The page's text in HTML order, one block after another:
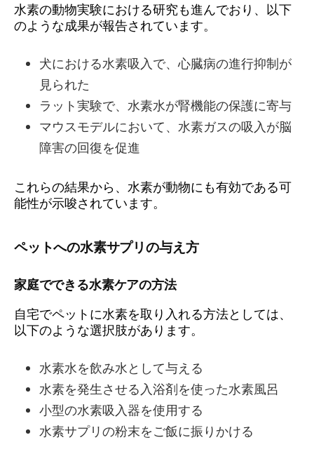
水素の動物実験における研究も進んでおり、以下
のような成果が報告されています。
犬における水素吸入で、心臓病の進行抑制が
見られた
ラット実験で、水素水が腎機能の保護に寄与
マウスモデルにおいて、水素ガスの吸入が脳
障害の回復を促進
これらの結果から、水素が動物にも有効である可
能性が示唆されています。
ペットへの水素サプリの与え方
家庭でできる水素ケアの方法
自宅でペットに水素を取り入れる方法としては、
以下のような選択肢があります。
水素水を飲み水として与える
水素を発生させる入浴剤を使った水素風呂
小型の水素吸入器を使用する
水素サプリの粉末をご飯に振りかける